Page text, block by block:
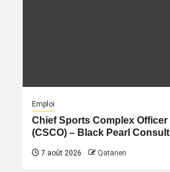
Emploi
Chief Sports Complex Officer
(CSCO) – Black Pearl Consult
7 août 2026 Qatarien